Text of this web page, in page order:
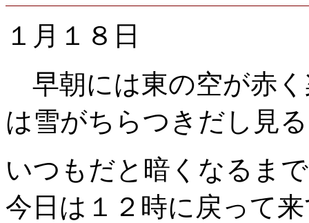
１月１８日
早朝には東の空が赤
は雪がちらつきだし見
いつもだと暗くなるま
今日は１２時に戻って